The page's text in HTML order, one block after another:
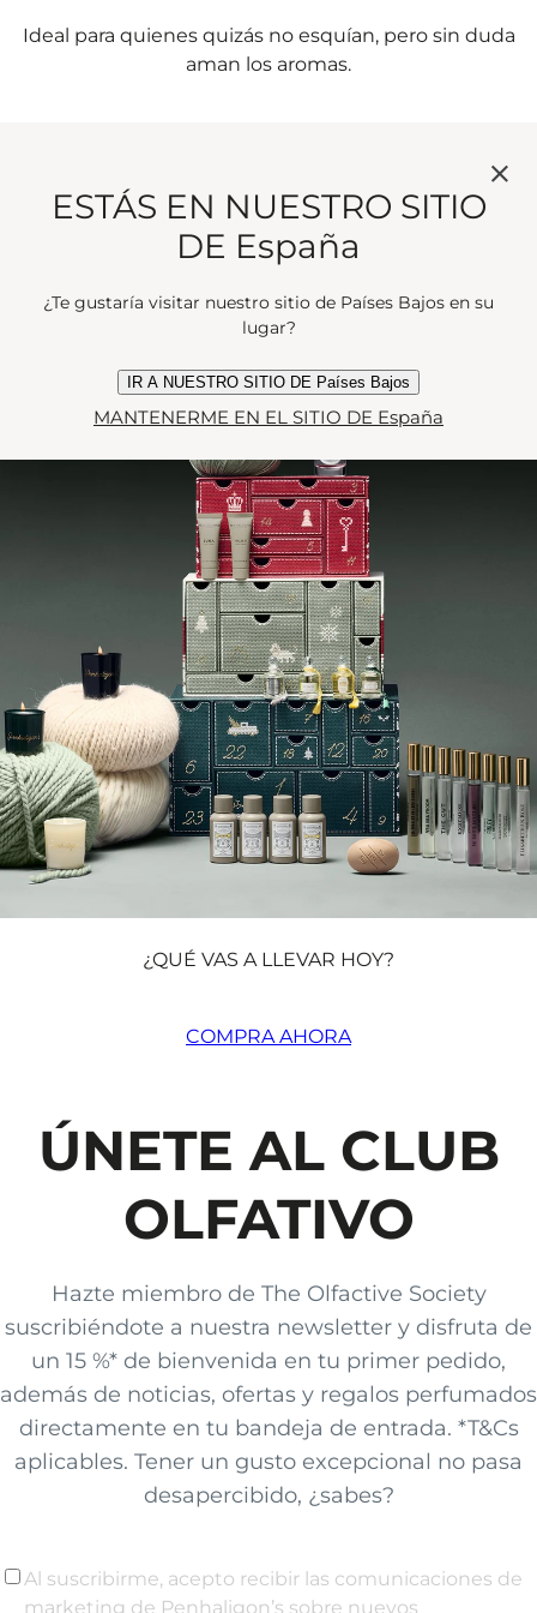
Ideal para quienes quizás no esquían, pero sin duda
aman los aromas.
¿QUÉ VAS A LLEVAR HOY?
COMPRA AHORA
ÚNETE AL CLUB
OLFATIVO
Hazte miembro de The Olfactive Society
suscribiéndote a nuestra newsletter y disfruta de
un 15 %* de bienvenida en tu primer pedido,
además de noticias, ofertas y regalos perfumados
directamente en tu bandeja de entrada. *T&Cs
aplicables. Tener un gusto excepcional no pasa
desapercibido, ¿sabes?
Al suscribirme, acepto recibir las comunicaciones de
marketing de Penhaligon’s sobre nuevos
ESTÁS EN NUESTRO SITIO
DE España
¿Te gustaría visitar nuestro sitio de Países Bajos en su
lugar?
IR A NUESTRO SITIO DE Países Bajos
MANTENERME EN EL SITIO DE España